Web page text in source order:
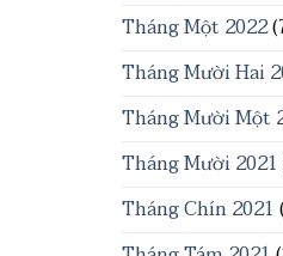
Tháng Một 2022
Tháng Mười Hai
Tháng Mười Một
Tháng Mười 2021
Tháng Chín 2021